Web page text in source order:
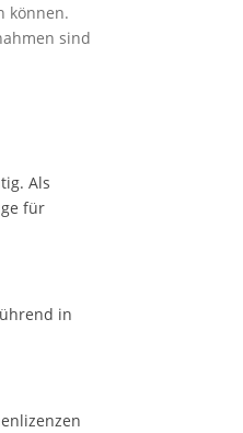
können.
sind
Als
für
in